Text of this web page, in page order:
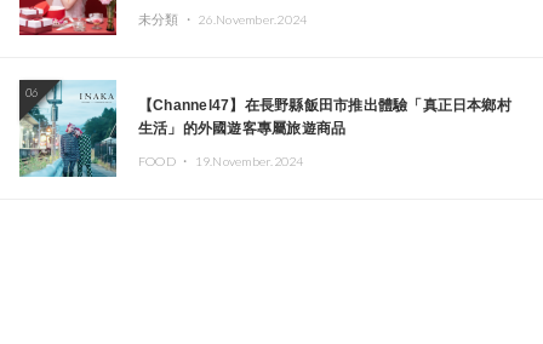
未分類 ・ 26.November.2024
06
【Channel47】在長野縣飯田市推出體驗「真正日本鄉村
生活」的外國遊客專屬旅遊商品
FOOD ・ 19.November.2024